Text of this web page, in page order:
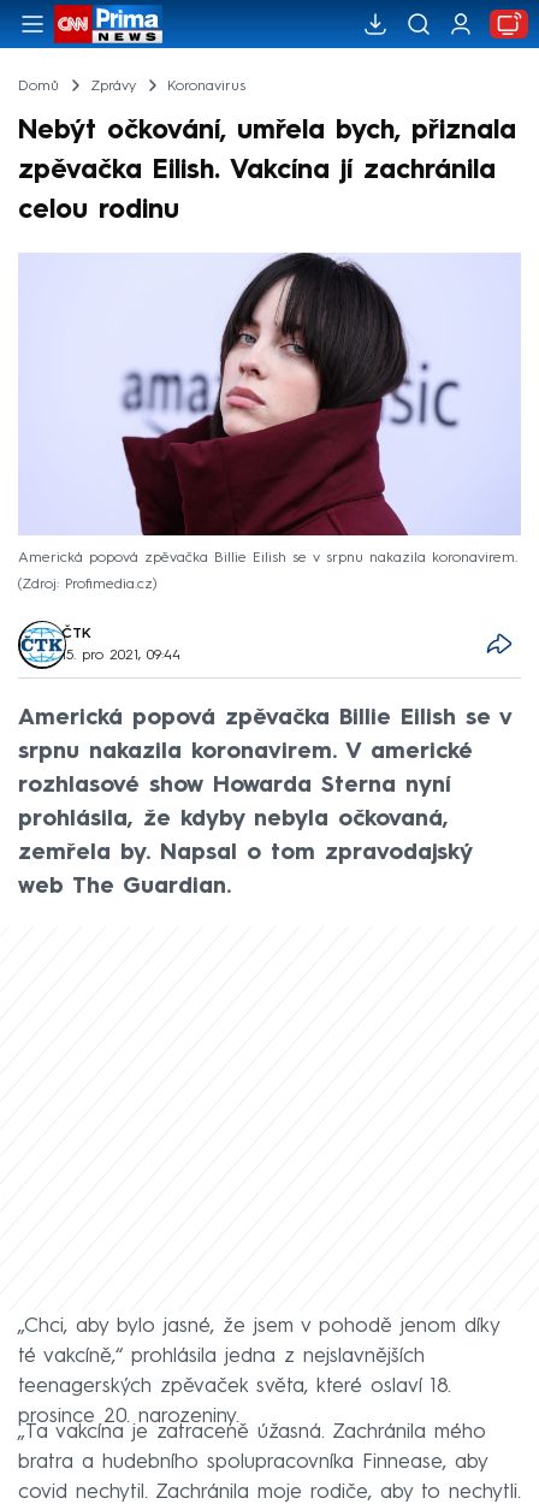
Domů Zprávy Koronavirus
Nebýt očkování, umřela bych, přiznala
zpěvačka Eilish. Vakcína jí zachránila
celou rodinu
Americká popová zpěvačka Billie Eilish se v srpnu nakazila koronavirem.
Zdroj: Profimedia.cz
ČTK
15. pro 2021, 09:44
Americká popová zpěvačka Billie Eilish se v
srpnu nakazila koronavirem. V americké
rozhlasové show Howarda Sterna nyní
prohlásila, že kdyby nebyla očkovaná,
zemřela by. Napsal o tom zpravodajský
web The Guardian.
„Chci, aby bylo jasné, že jsem v pohodě jenom díky
té vakcíně,“ prohlásila jedna z nejslavnějších
teenagerských zpěvaček světa, které oslaví 18.
prosince 20. narozeniny.
„Ta vakcína je zatraceně úžasná. Zachránila mého
bratra a hudebního spolupracovníka Finnease, aby
covid nechytil. Zachránila moje rodiče, aby to nechytli.